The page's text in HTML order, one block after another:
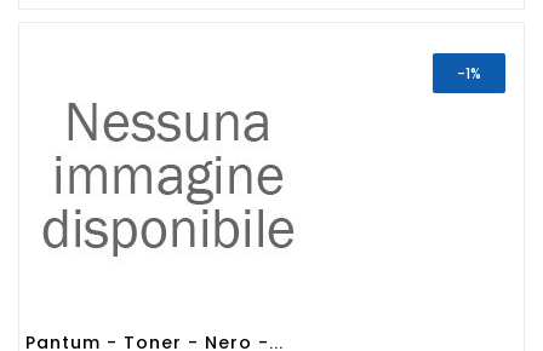
-1%
Pantum - Toner - Nero -...